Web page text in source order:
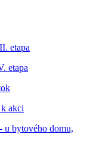
etapa
etapa
akci
u bytového domu,